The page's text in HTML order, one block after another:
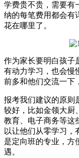
学费贵不贵，需要有
纳的每笔费用都会有
花在哪里了。
作为家长要明白孩子
有动力学习，也会慢
前多和他们交流一下
报考我们建议的原则
较好，比如金领大厨
教育、电子商务等这
以让他们从零学习，
是定向班的专业，方
遇。